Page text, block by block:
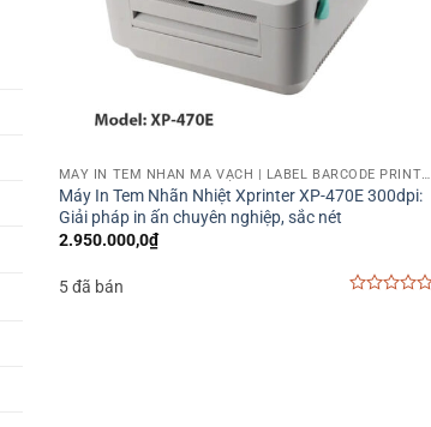
MÁY IN TEM NHÃN MÃ VẠCH | LABEL BARCODE PRINTER
Máy In Tem Nhãn Nhiệt Xprinter XP-470E 300dpi:
Giải pháp in ấn chuyên nghiệp, sắc nét
2.950.000,0₫
5 đã bán